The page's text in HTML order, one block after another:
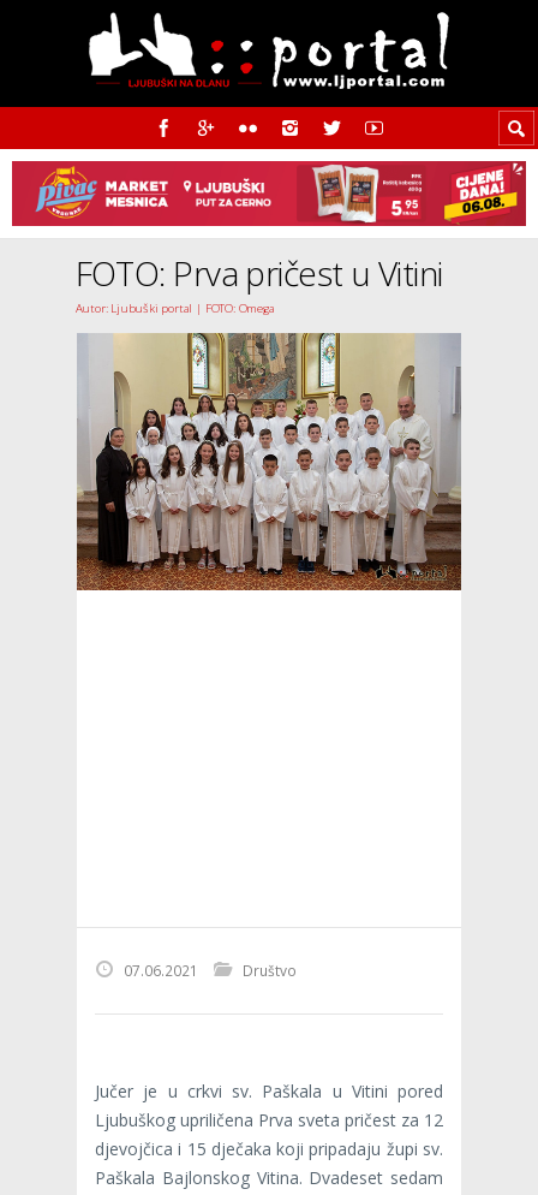
FOTO: Prva pričest u Vitini
Autor: Ljubuški portal | FOTO: Omega
07.06.2021 Društvo
Jučer je u crkvi sv. Paškala u Vitini pored
Ljubuškog upriličena Prva sveta pričest za 12
djevojčica i 15 dječaka koji pripadaju župi sv.
Paškala Bajlonskog Vitina. Dvadeset sedam